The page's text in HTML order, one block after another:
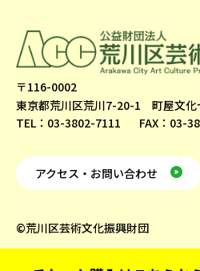
〒116-0002
東京都荒川区荒川7-20-1 町屋文化
TEL：03-3802-7111
FAX：03-
アクセス・お問い合わせ
©荒川区芸術文化振興財団